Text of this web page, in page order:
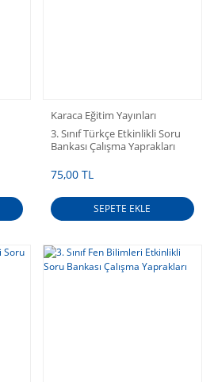
Karaca Eğitim Yayınları
3. Sınıf Türkçe Etkinlikli Soru
Bankası Çalışma Yaprakları
75,00 TL
SEPETE EKLE